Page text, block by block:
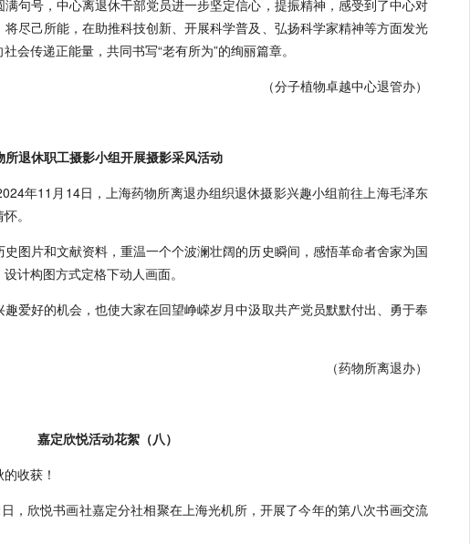
句号，中心离退休干部党员进一步坚定信心，提振精神，感受到了中心对
尽己所能，在助推科技创新、开展科学普及、弘扬科学家精神等方面发光
会传递正能量，共同书写“老有所为”的绚丽篇章。
（分子植物卓越中心退管办）
所退休职工摄影小组开展摄影采风活动
年11月14日，上海药物所离退办组织退休摄影兴趣小组前往上海毛泽东
。
图片和文献资料，重温一个个波澜壮阔的历史瞬间，感悟革命者舍家为国
计构图方式定格下动人画面。
爱好的机会，也使大家在回望峥嵘岁月中汲取共产党员默默付出、勇于奉
（药物所离退办）
嘉定欣悦活动花絮（八）
收获！
，欣悦书画社嘉定分社相聚在上海光机所，开展了今年的第八次书画交流